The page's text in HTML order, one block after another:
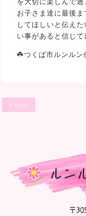
を大切に楽しんで
お子さま達に最後
してほしいと伝え
い事があると信じて
☘️つくば市ルンルン
« next
〒